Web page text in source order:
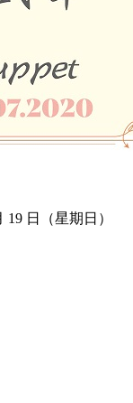
19 日（星期日）